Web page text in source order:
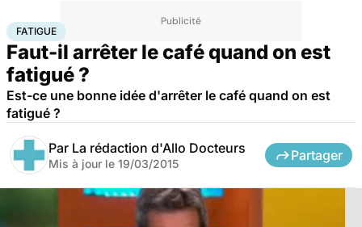
AccueilSanté
FATIGUE
Faut-il arrêter le café quand on est
fatigué ?
Est-ce une bonne idée d'arrêter le café quand on est
fatigué ?
Par La rédaction d'Allo Docteurs
Mis à jour le 19/03/2015
Partager